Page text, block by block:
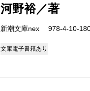
河野裕／著
新潮文庫nex 978-4-10-
文庫電子書籍あり